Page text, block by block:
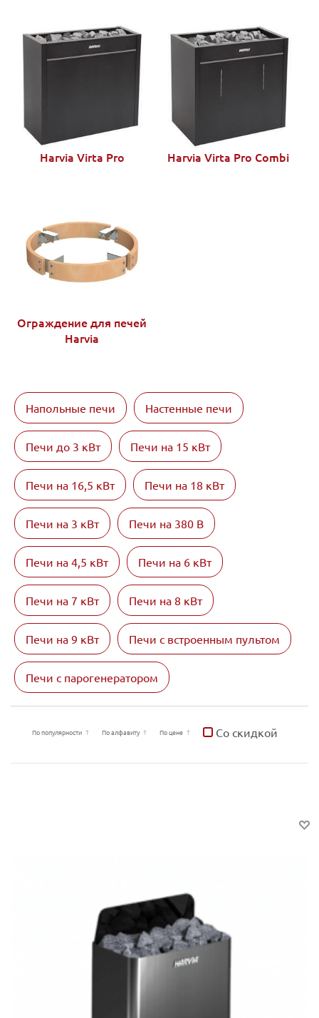
Harvia Virta Pro Harvia Virta Pro Combi
Ограждение для печей
Harvia
Напольные печи Настенные печи
Печи до 3 кВт Печи на 15 кВт
Печи на 16,5 кВт Печи на 18 кВт
Печи на 3 кВт Печи на 380 В
Печи на 4,5 кВт Печи на 6 кВт
Печи на 7 кВт Печи на 8 кВт
Печи на 9 кВт Печи с встроенным пультом
Печи с парогенератором
По популярности По алфавиту По цене Со скидкой